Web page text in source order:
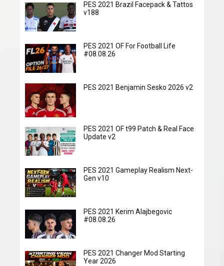
PES 2021 Brazil Facepack & Tattos
v188
PES 2021 OF For Football Life
#08.08.26
PES 2021 Benjamin Sesko 2026 v2
PES 2021 OF t99 Patch & Real Face
Update v2
PES 2021 Gameplay Realism Next-
Gen v10
PES 2021 Kerim Alajbegovic
#08.08.26
PES 2021 Changer Mod Starting
Year 2026